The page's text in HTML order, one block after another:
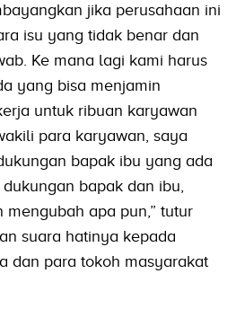
jika perusahaan ini
isu yang tidak benar dan
Ke mana lagi kami harus
yang bisa menjamin
untuk ribuan karyawan
para karyawan, saya
bapak ibu yang ada
bapak dan ibu,
apa pun,” tutur
suara hatinya kepada
dan para tokoh masyarakat